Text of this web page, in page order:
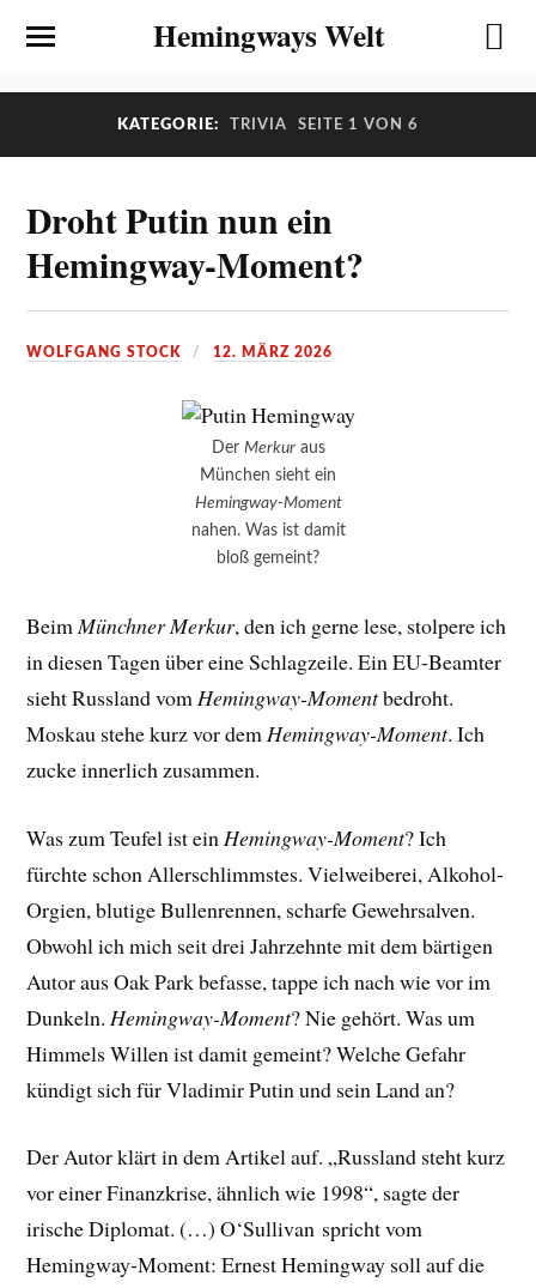
Hemingways Welt
KATEGORIE: TRIVIA SEITE 1 VON 6
Droht Putin nun ein
Hemingway-Moment?
WOLFGANG STOCK 12. MÄRZ 2026
Der Merkuraus
München sieht ein
Hemingway-Moment
nahen. Was ist damit
bloß gemeint?
BeimMünchner Merkur, den ich gerne lese, stolpere ich
in diesen Tagen über eine Schlagzeile. Ein EU-Beamter
sieht Russland vomHemingway-Momentbedroht.
Moskau stehe kurz vor demHemingway-Moment. Ich
zucke innerlich zusammen.
Was zum Teufel ist ein Hemingway-Moment? Ich
fürchte schon Allerschlimmstes. Vielweiberei, Alkohol-
Orgien, blutige Bullenrennen, scharfe Gewehrsalven.
Obwohl ich mich seit drei Jahrzehnte mit dem bärtigen
Autor aus Oak Park befasse, tappe ich nach wie vor im
Dunkeln. Hemingway-Moment? Nie gehört. Was um
Himmels Willen ist damit gemeint? Welche Gefahr
kündigt sich für Vladimir Putin und sein Land an?
Der Autor klärt in dem Artikel auf. „Russland steht kurz
vor einer Finanzkrise, ähnlich wie 1998“, sagte der
irische Diplomat. (…) O‘Sullivan spricht vom
Hemingway-Moment: Ernest Hemingway soll auf die